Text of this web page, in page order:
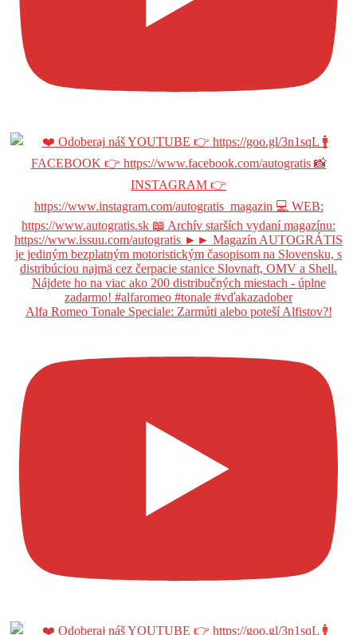
Alfa Romeo Tonale Speciale: Zarmúti alebo poteší Alfistov?!